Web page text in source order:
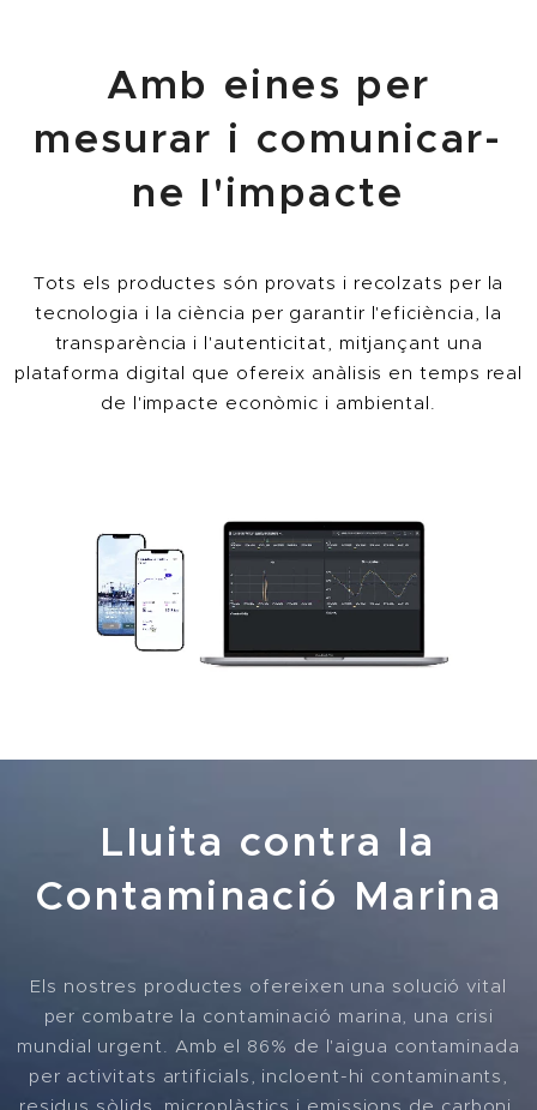
Amb eines per
mesurar i comunicar-
ne l'impacte
Tots els productes són provats i recolzats per la
tecnologia i la ciència per garantir l'eficiència, la
transparència i l'autenticitat, mitjançant una
plataforma digital que ofereix anàlisis en temps real
de l'impacte econòmic i ambiental.
Lluita contra la
Contaminació Marina
Els nostres productes ofereixen una solució vital
per combatre la contaminació marina, una crisi
mundial urgent. Amb el 86% de l'aigua contaminada
per activitats artificials, incloent-hi contaminants,